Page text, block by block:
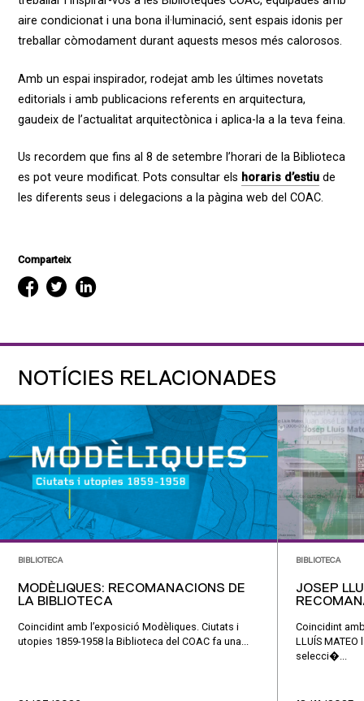
aire condicionat i una bona il·luminació, sent espais idonis per
treballar còmodament durant aquests mesos més calorosos.
Amb un espai inspirador, rodejat amb les últimes novetats
editorials i amb publicacions referents en arquitectura,
gaudeix de l’actualitat arquitectònica i aplica-la a la teva feina.
Us recordem que fins al 8 de setembre l’horari de la Biblioteca
es pot veure modificat. Pots consultar els horaris d’estiude
les diferents seus i delegacions a la pàgina web del COAC.
Comparteix
NOTÍCIES RELACIONADES
BIBLIOTECA
MODÈLIQUES: RECOMANACIONS DE
LA BIBLIOTECA
Coincidint amb l’exposició Modèliques. Ciutats i
utopies 1859-1958 la Biblioteca del COAC fa una...
BIBLIOTECA
JOSEP
Coincidint
LLUÍS
selecci�...